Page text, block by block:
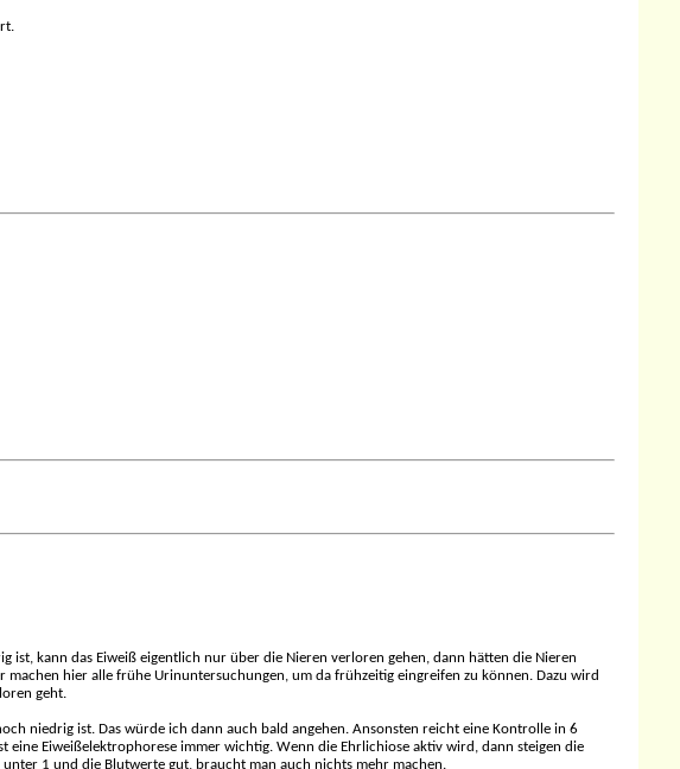
ist, kann das Eiweiß eigentlich nur über die Nieren verloren gehen, dann hätten die Nieren
hier alle frühe Urinuntersuchungen, um da frühzeitig eingreifen zu können. Dazu wird
geht.
niedrig ist. Das würde ich dann auch bald angehen. Ansonsten reicht eine Kontrolle in 6
eine Eiweißelektrophorese immer wichtig. Wenn die Ehrlichiose aktiv wird, dann steigen die
1 und die Blutwerte gut, braucht man auch nichts mehr machen.